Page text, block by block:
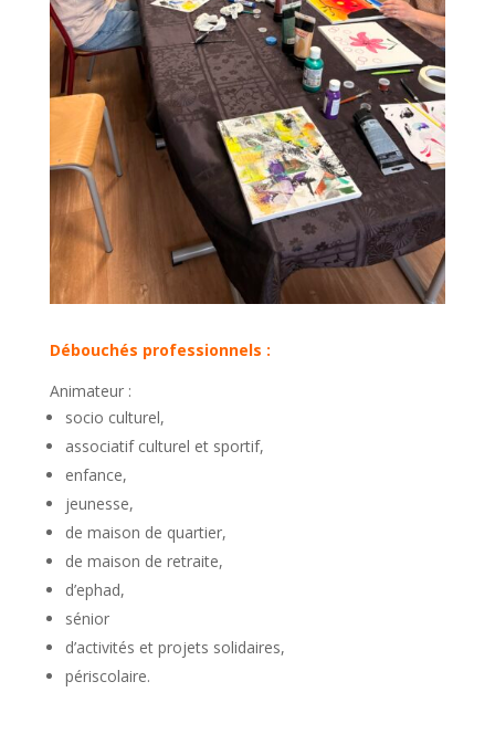
Débouchés professionnels :
Animateur :
socio culturel,
associatif culturel et sportif,
enfance,
jeunesse,
de maison de quartier,
de maison de retraite,
d’ephad,
sénior
d’activités et projets solidaires,
périscolaire.